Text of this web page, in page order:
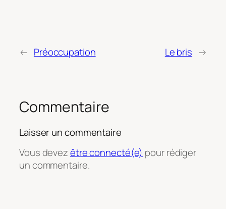
← Préoccupation Le bris →
Commentaire
Laisser un commentaire
Vous devezêtre connecté(e) pour rédiger
un commentaire.